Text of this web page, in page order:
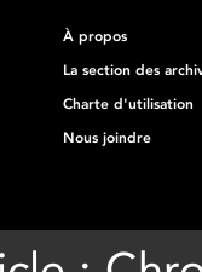
À propos
La section des
Charte d'utilisation
Nous joindre